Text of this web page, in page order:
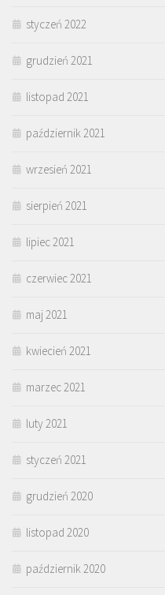
styczeń 2022
grudzień 2021
listopad 2021
październik 2021
wrzesień 2021
sierpień 2021
lipiec 2021
czerwiec 2021
maj 2021
kwiecień 2021
marzec 2021
luty 2021
styczeń 2021
grudzień 2020
listopad 2020
październik 2020